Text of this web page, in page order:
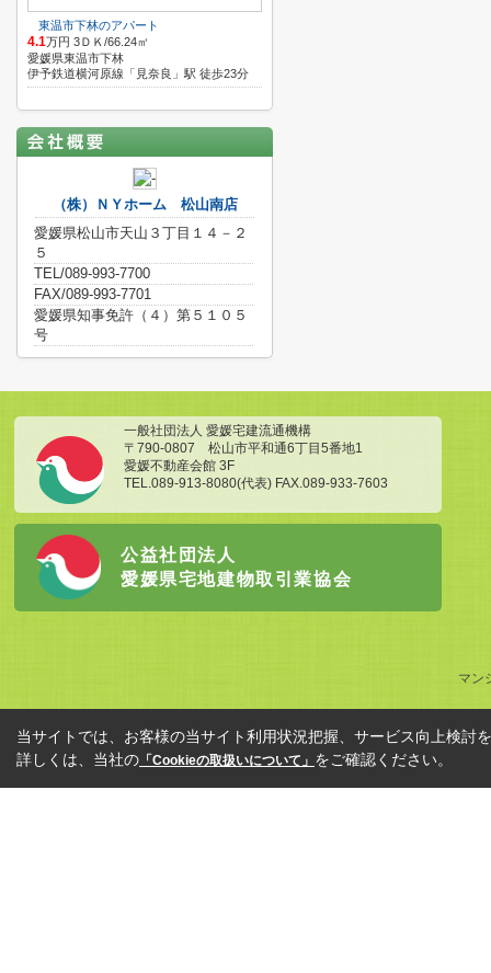
東温市下林のアパート
4.1万円 3ＤＫ/66.24㎡
愛媛県東温市下林
伊予鉄道横河原線「見奈良」駅 徒歩23分
（株）ＮＹホーム 松山南店
愛媛県松山市天山３丁目１４－２
５
TEL/089-993-7700
FAX/089-993-7701
愛媛県知事免許（４）第５１０５
号
一般社団法人 愛媛宅建流通機構
〒790-0807 松山市平和通6丁目5番地1
愛媛不動産会館 3F
TEL.089-913-8080(代表) FAX.089-933-7603
公益社団法人
愛媛県宅地建物取引業協会
マン
当サイトでは、お客様の当サイト利用状況把握、サービス向上検討
詳しくは、当社の 「Cookieの取扱いについて」 をご確認ください。